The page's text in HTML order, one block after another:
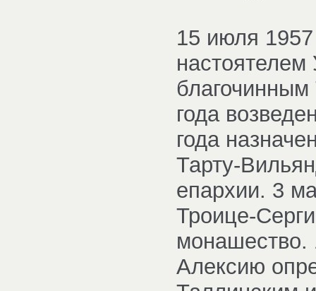
15 июля 1957
настоятелем
благочинным
года
года
Тарту-
епархии. 3
Троице-
монашество.
Алексию